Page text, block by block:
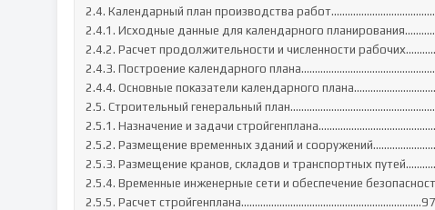
2.4. Календарный план производства
2.4.1. Исходные данные для календарного
2.4.2. Расчет продолжительности и численности
2.4.3. Построение календарного
2.4.4. Основные показатели календарного
2.5. Строительный генеральный
2.5.1. Назначение и задачи
2.5.2. Размещение временных зданий и
2.5.3. Размещение кранов, складов и транспортных
2.5.4. Временные инженерные сети и обеспечение
2.5.5. Расчет стройгенплана…………………………………………………………97